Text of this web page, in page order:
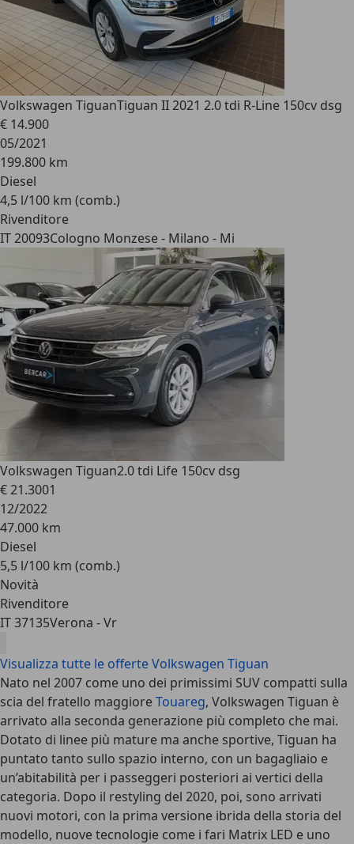
Volkswagen TiguanTiguan II 2021 2.0 tdi R-Line 150cv dsg
€ 14.900
05/2021
199.800 km
Diesel
4,5 l/100 km (comb.)
Rivenditore
IT 20093Cologno Monzese - Milano - Mi
Volkswagen Tiguan2.0 tdi Life 150cv dsg
€ 21.3001
12/2022
47.000 km
Diesel
5,5 l/100 km (comb.)
Novità
Rivenditore
IT 37135Verona - Vr
Visualizza tutte le offerte Volkswagen Tiguan
Nato nel 2007 come uno dei primissimi SUV compatti sulla
scia del fratello maggioreTouareg, Volkswagen Tiguan è
arrivato alla seconda generazione più completo che mai.
Dotato di linee più mature ma anche sportive, Tiguan ha
puntato tanto sullo spazio interno, con un bagagliaio e
un’abitabilità per i passeggeri posteriori ai vertici della
categoria. Dopo il restyling del 2020, poi, sono arrivati
nuovi motori, con la prima versione ibrida della storia del
modello, nuove tecnologie come i fari Matrix LED e uno